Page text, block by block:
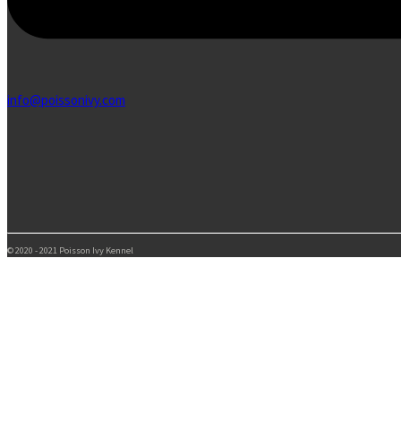
info@poissonivy.com
© 2020 - 2021 Poisson Ivy Kennel